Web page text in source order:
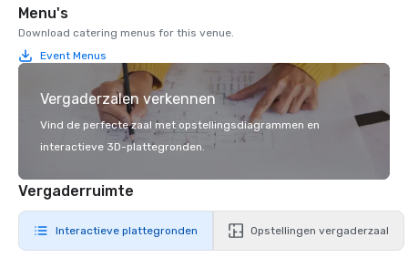
Menu's
Download catering menus for this venue.
Event Menus
Vergaderzalen verkennen
Vind de perfecte zaal met opstellingsdiagrammen en
interactieve 3D-plattegronden.
Vergaderruimte
Interactieve plattegronden Opstellingen vergaderzaal